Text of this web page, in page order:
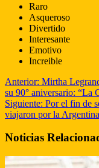
Raro
Asqueroso
Divertido
Interesante
Emotivo
Increible
Anterior: Mirtha
su 90° aniversario: “La
Siguiente: Por el fin de
viajaron por la
Noticias